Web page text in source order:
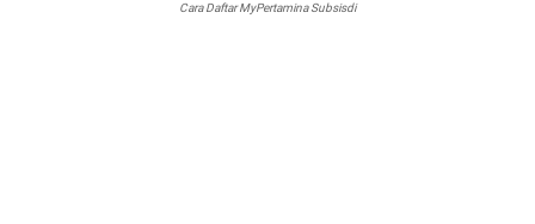
Cara Daftar MyPertamina Subsisdi